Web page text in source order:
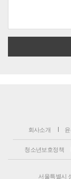
회사소개
청소년보호정책
서울특별시